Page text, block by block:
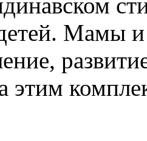
Мамы
этим